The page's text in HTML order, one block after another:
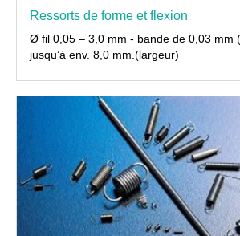
Ressorts de forme et flexion
Ø fil 0,05 – 3,0 mm - bande de 0,03 mm
jusqu’à env. 8,0 mm.(largeur)